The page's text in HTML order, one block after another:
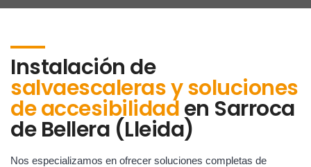
Instalación de
salvaescaleras y soluciones
de accesibilidaden Sarroca
de Bellera (Lleida)
Nos especializamos en ofrecer soluciones completas de